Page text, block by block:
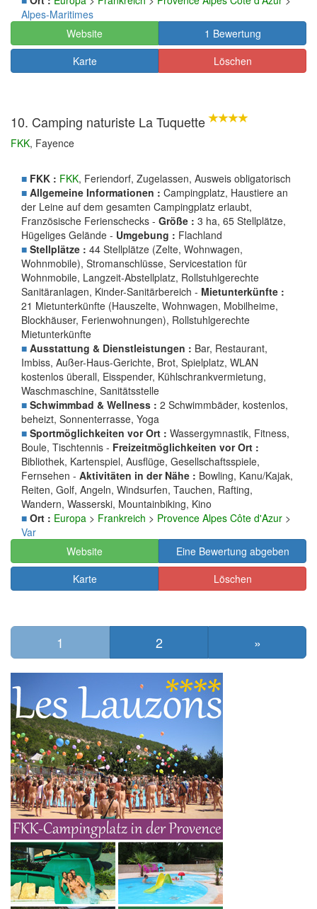
Alpes-Maritimes
Website
1 Bewertung
Karte
Löschen
10. Camping naturiste La Tuquette
FKK, Fayence
■ FKK : FKK, Feriendorf, Zugelassen, Ausweis obligatorisch
■ Allgemeine Informationen : Campingplatz, Haustiere an
der Leine auf dem gesamten Campingplatz erlaubt,
Französische Ferienschecks - Größe : 3 ha, 65 Stellplätze,
Hügeliges Gelände - Umgebung : Flachland
■ Stellplätze : 44 Stellplätze (Zelte, Wohnwagen,
Wohnmobile), Stromanschlüsse, Servicestation für
Wohnmobile, Langzeit-Abstellplatz, Rollstuhlgerechte
Sanitäranlagen, Kinder-Sanitärbereich - Mietunterkünfte :
21 Mietunterkünfte (Hauszelte, Wohnwagen, Mobilheime,
Blockhäuser, Ferienwohnungen), Rollstuhlgerechte
Mietunterkünfte
■ Ausstattung & Dienstleistungen : Bar, Restaurant,
Imbiss, Außer-Haus-Gerichte, Brot, Spielplatz, WLAN
kostenlos überall, Eisspender, Kühlschrankvermietung,
Waschmaschine, Sanitätsstelle
■ Schwimmbad & Wellness : 2 Schwimmbäder, kostenlos,
beheizt, Sonnenterrasse, Yoga
■ Sportmöglichkeiten vor Ort : Wassergymnastik, Fitness,
Boule, Tischtennis - Freizeitmöglichkeiten vor Ort :
Bibliothek, Kartenspiel, Ausflüge, Gesellschaftsspiele,
Fernsehen - Aktivitäten in der Nähe : Bowling, Kanu/Kajak,
Reiten, Golf, Angeln, Windsurfen, Tauchen, Rafting,
Wandern, Wasserski, Mountainbiking, Kino
■ Ort : Europa > Frankreich > Provence Alpes Côte d'Azur >
Var
Website
Eine Bewertung abgeben
Karte
Löschen
1 2 »